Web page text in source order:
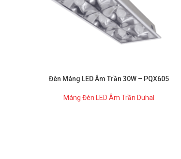
Đèn Máng LED Âm Trần 30W – PQX605
Máng Đèn LED Âm Trần Duhal